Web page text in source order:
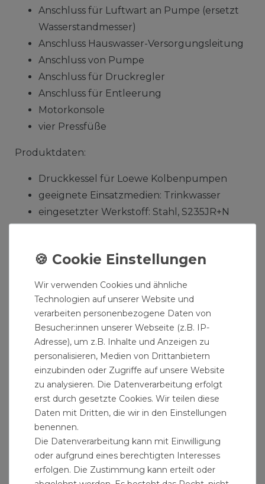
Anschluss für Luftwart an Pumpe (ersetzt
Wasserstandmesser)
Anschluss Hauswasser-Versorgungsleitung
Anschluss von Pumpe
Anschluss für Druckregler
Anschluss für Entleerung
Motorkonsole
vier Pressfüße
Produktdaten:
Druckkessel für Loewe Kolbenpumpen
geeignete Einsatzmedien: Trinkwasser
eingesetzter Werkstoff: Stahl, S235JR+N
Betriebstemperatur: 0 - 50°C
Durchmesser: 450 mm
Kessel-Länge: 1000 mm
maximaler Druck: 6 bar
Bauform: liegend
Gewicht: 49kg
Hinweis:Der Versand des Artikels erfolgt per. Wir
benötigen zwingend Ihre Telefon-Nummer zur
Avisierung. Bitte geben Sie diese bei Ihrer
Bestellung unbedingt an. Das Fehlen der
Telefonnummer kann zu Lieferverzögerungen
führen.
Wir verwenden Cookies und ähnliche
Technologien auf unserer Website und
verarbeiten personenbezogene Daten von
Besucher:innen unserer Webseite (z.B. IP-
Adresse), um z.B. Inhalte und Anzeigen zu
personalisieren, Medien von Drittanbietern
einzubinden oder Zugriffe auf unsere Website
zu analysieren. Die Datenverarbeitung erfolgt
erst durch gesetzte Cookies. Wir teilen diese
Daten mit Dritten, die wir in den Einstellungen
benennen.
Die Datenverarbeitung kann mit Einwilligung
oder aufgrund eines berechtigten Interesses
erfolgen. Die Zustimmung kann erteilt oder